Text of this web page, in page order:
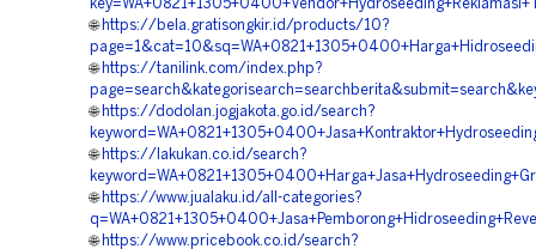
🌐 https://bela.gratisongkir.id/products/10?
🌐 https://tanilink.com/index.php?
🌐 https://dodolan.jogjakota.go.id/search?
🌐 https://lakukan.co.id/search?
🌐 https://www.jualaku.id/all-categories?
🌐 https://www.pricebook.co.id/search?